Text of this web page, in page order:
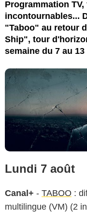
Programmation
incontournables...
"Taboo" au retour
Ship", tour
semaine du 7 au 13
Lundi 7 août
Canal+ - TABOO :
multilingue (VM) (2